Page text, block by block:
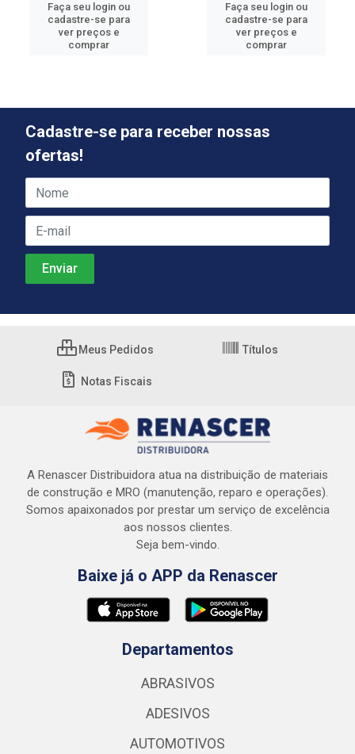
Faça seu login ou
cadastre-se para
ver preços e
comprar
Faça seu login ou
cadastre-se para
ver preços e
comprar
Cadastre-se para receber nossas
ofertas!
Meus Pedidos Títulos
Notas Fiscais
A Renascer Distribuidora atua na distribuição de materiais
de construção e MRO (manutenção, reparo e operações).
Somos apaixonados por prestar um serviço de excelência
aos nossos clientes.
Seja bem-vindo.
Baixe já o APP da Renascer
Departamentos
ABRASIVOS
ADESIVOS
AUTOMOTIVOS